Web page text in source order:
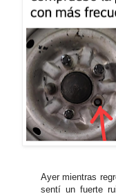
Ayer mientras
sentí un fuerte